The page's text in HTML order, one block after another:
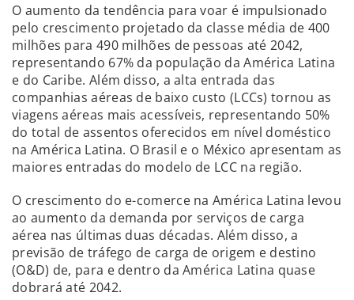
O aumento da tendência para voar é impulsionado
pelo crescimento projetado da classe média de 400
milhões para 490 milhões de pessoas até 2042,
representando 67% da população da América Latina
e do Caribe. Além disso, a alta entrada das
companhias aéreas de baixo custo (LCCs) tornou as
viagens aéreas mais acessíveis, representando 50%
do total de assentos oferecidos em nível doméstico
na América Latina. O Brasil e o México apresentam as
maiores entradas do modelo de LCC na região.
O crescimento do e-comerce na América Latina levou
ao aumento da demanda por serviços de carga
aérea nas últimas duas décadas. Além disso, a
previsão de tráfego de carga de origem e destino
(O&D) de, para e dentro da América Latina quase
dobrará até 2042.